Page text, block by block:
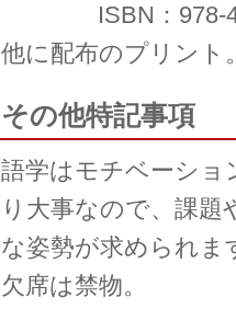
ISBN：978-
他に配布のプリント
その他特記事項
語学はモチベーショ
り大事なので、課題
な姿勢が求められま
欠席は禁物。